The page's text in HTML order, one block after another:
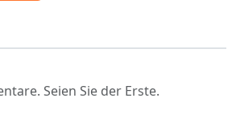
Seien Sie der Erste.